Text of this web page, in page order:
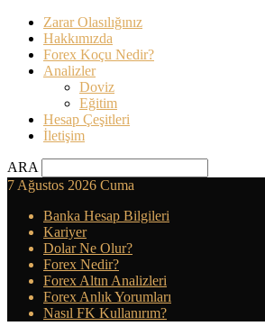
Zarar Olasılığınız
Hakkımızda
Forex Koçu Nedir?
Analizler
Doviz
Eğitim
Hesap Çeşitleri
İletişim
ARA
7 Ağustos 2026 Cuma
Banka Hesap Bilgileri
Kariyer
Dolar Ne Olur?
Forex Nedir?
Forex Altın Analizleri
Forex Anlık Yorumları
Nasıl FK Kullanırım?